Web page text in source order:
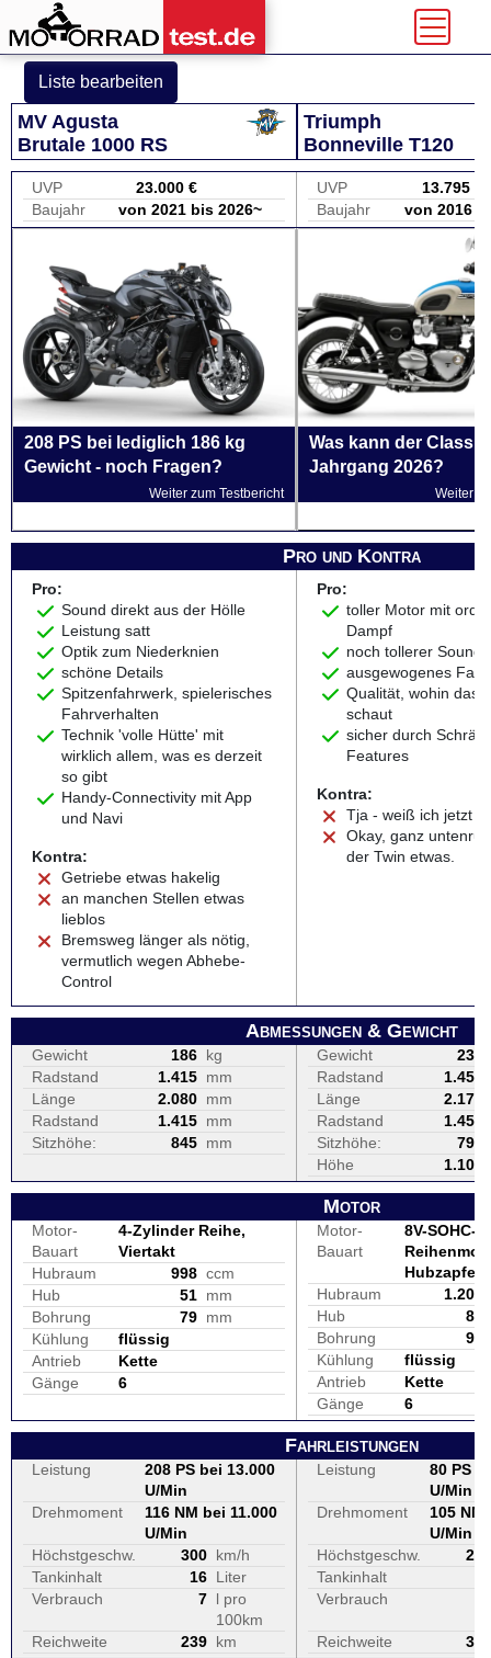
Liste bearbeiten
MV Agusta
Brutale 1000 RS
Triumph
Bonneville T120
UVP
23.000 €
Baujahr
von 2021 bis 2026~
UVP
13.795 €
Baujahr
von 2016
208 PS bei lediglich 186 kg
Gewicht - noch Fragen?
Weiter zum Testbericht
Was kann der
Jahrgang 2026?
Weiter
Pro und Kontra
Pro:
Sound direkt aus der Hölle
Leistung satt
Optik zum Niederknien
schöne Details
Spitzenfahrwerk, spielerisches
Fahrverhalten
Technik 'volle Hütte' mit
wirklich allem, was es derzeit
so gibt
Handy-Connectivity mit App
und Navi
Kontra:
Getriebe etwas hakelig
an manchen Stellen etwas
lieblos
Bremsweg länger als nötig,
vermutlich wegen Abhebe-
Control
Pro:
toller Motor mit
Dampf
noch tollerer Sound
ausgewogenes
Qualität, wohin das
schaut
sicher durch
Features
Kontra:
Tja - weiß ich jetzt
Okay, ganz
der Twin etwas.
Abmessungen & Gewicht
Gewicht 186 kg
Radstand
1.415 mm
Länge
2.080 mm
Radstand
1.415 mm
Sitzhöhe:
845 mm
Gewicht
233
Radstand
1.450
Länge
2.170
Radstand
1.450
Sitzhöhe:
790
Höhe
1.100
Motor
Motor-
Bauart
4-Zylinder Reihe,
Viertakt
Hubraum
998 ccm
Hub
51 mm
Bohrung
79 mm
Kühlung
flüssig
Antrieb
Kette
Gänge
6
Motor-
Bauart
8V-SOHC-
Hubraum
1.200
Hub
80
Bohrung
98
Kühlung
flüssig
Antrieb
Kette
Gänge
6
Fahrleistungen
Leistung
208 PS bei 13.000
U/Min
Drehmoment
116 NM bei 11.000
U/Min
Höchstgeschw.
300 km/h
Tankinhalt
16 Liter
Verbrauch
7 l pro
100km
Reichweite
239 km
Leistung
80 PS
U/Min
Drehmoment
105 NM
U/Min
Höchstgeschw.
200
Tankinhalt
Verbrauch
Reichweite 309